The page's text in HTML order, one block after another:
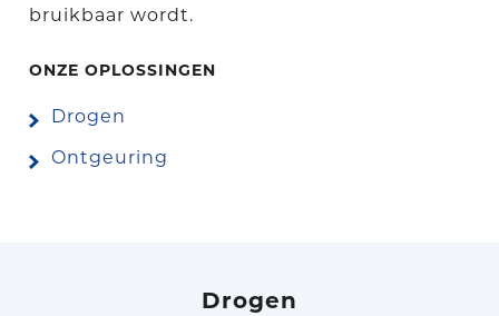
bruikbaar wordt.
ONZE OPLOSSINGEN
Drogen
Ontgeuring
Drogen